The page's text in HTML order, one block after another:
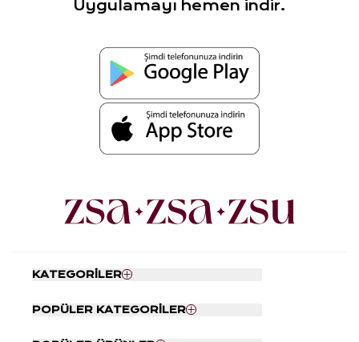
Uygulamayı hemen indir.
KATEGORİLER
Nevresim Seti
POPÜLER KATEGORİLER